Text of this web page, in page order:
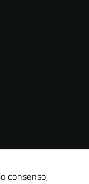
consenso,